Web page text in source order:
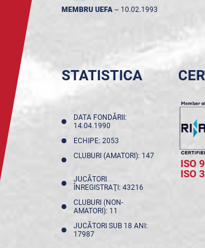
MEMBRU UEFA -- 10.02.1993
STATISTICA
DATA FONDĂRII:
14.04.1990
ECHIPE: 2053
CLUBURI (AMATORI): 147
JUCĂTORI
ÎNREGISTRAŢI: 43216
CLUBURI (NON-
AMATORI): 11
JUCĂTORI SUB 18 ANI:
17987
ISO
ISO